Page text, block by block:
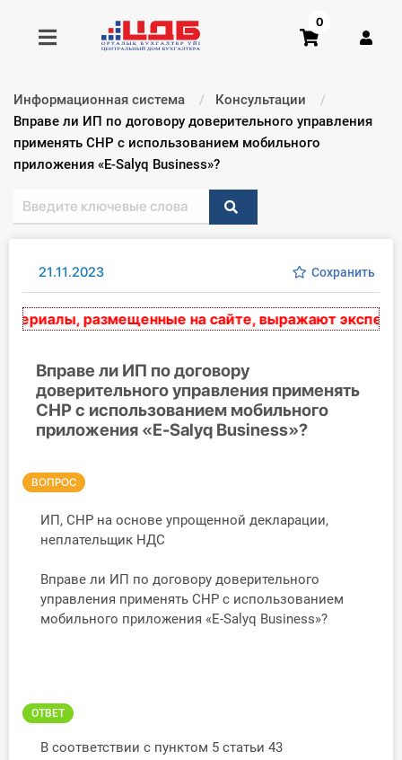
Получить консультацию
Купить доступ
Главная ИС
Консультации
Библиотека бухгалтера
Инструменты
Вебинары
Справочник бухгалтера
Практика ИП
Юридический помощник
0
Информационная система
Консультации
Текущий:
Вправе ли ИП по договору доверительного управления
применять СНР с использованием мобильного
приложения «E-Salyq Business»?
21.11.2023 Сохранить
размещенные на сайте, выражают
Вправе ли ИП по договору
доверительного управления применять
СНР с использованием мобильного
приложения «E-Salyq Business»?
ВОПРОС
ИП, СНР на основе упрощенной декларации,
неплательщик НДС
Вправе ли ИП по договору доверительного
управления применять СНР с использованием
мобильного приложения «E-Salyq Business»?
ОТВЕТ
В соответствии с пунктом 5 статьи 43